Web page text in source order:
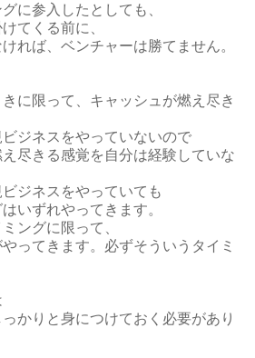
に参入したとしても、
てくる前に、
れば、ベンチャーは勝てません。
きに限って、キャッシュが燃え尽き
ジネスをやっていないので
尽きる感覚を自分は経験していな
ジネスをやっていても
いずれやってきます。
ングに限って、
ってきます。必ずそういうタイミ
かりと身につけておく必要があり